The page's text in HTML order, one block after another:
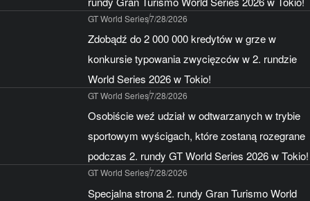
GT World Series7/28/2026
Zdobądź do 2 000 000 kredytów w grze w
konkursie typowania zwycięzców w 2. rundzie
World Series 2026 w Tokio!
GT World Series7/28/2026
Osobiście weź udział w odtwarzanych w trybie
sportowym wyścigach, które zostaną rozegrane
podczas 2. rundy GT World Series 2026 w Tokio!
GT World Series7/28/2026
Specjalna strona 2. rundy Gran Turismo World